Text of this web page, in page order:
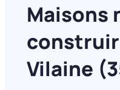
Maisons
Vilaine